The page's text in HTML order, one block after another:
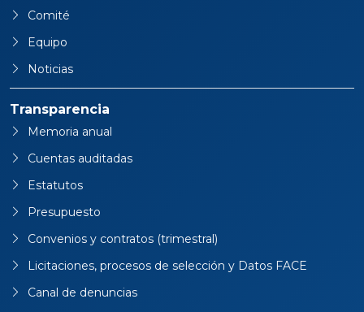
Comité
Equipo
Noticias
Transparencia
Memoria anual
Cuentas auditadas
Estatutos
Presupuesto
Convenios y contratos (trimestral)
Licitaciones, procesos de selección y Datos FACE
Canal de denuncias